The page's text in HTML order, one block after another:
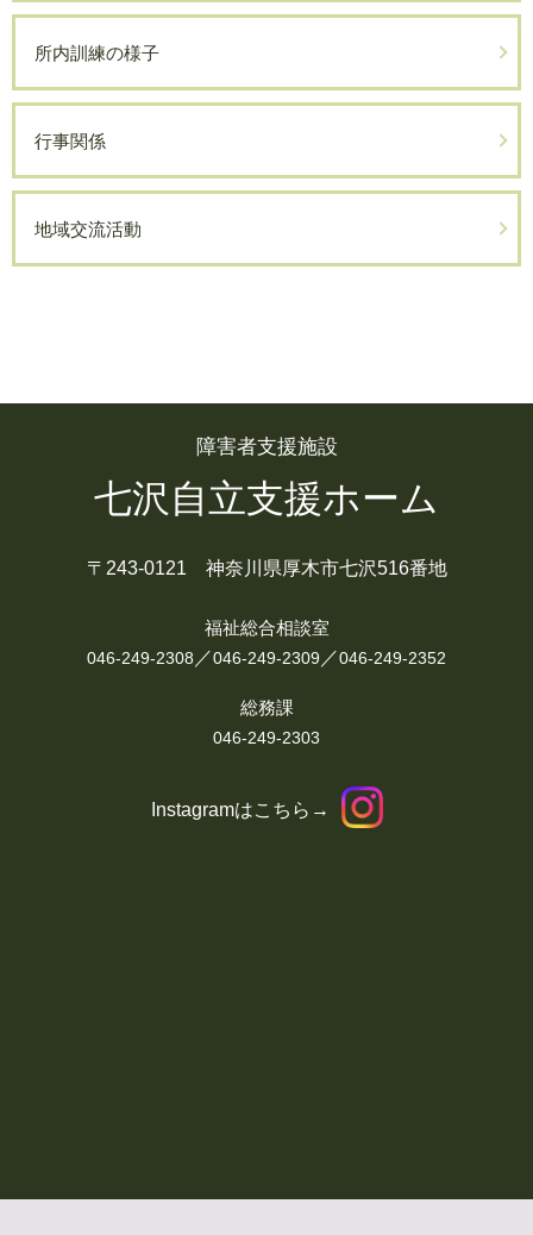
所内訓練の様子
行事関係
地域交流活動
障害者支援施設
七沢自立支援ホーム
〒243-0121 神奈川県厚木市七沢516番地
福祉総合相談室
046-249-2308 ／046-249-2309 ／046-249-2352
総務課
046-249-2303
Instagramはこちら→